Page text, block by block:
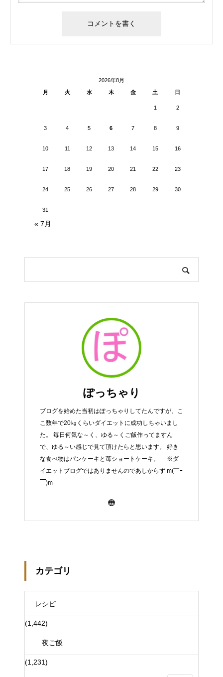
2026年8月
月
火 水 木 金 土 日
1 2
3 4 5 6 7 8 9
10 11 12 13 14 15 16
17 18 19 20 21 22 23
24 25 26 27 28 29 30
31
« 7月
ぽっちゃり
ブログを始めた当初はぽっちゃりしてたんですが、こ
こ数年で20㎏くらいダイエットに成功しちゃいまし
た。 毎日何気な～く、ゆる～くご飯作ってますん
で、ゆる～い感じで見て頂けたらと思います。 好き
な食べ物はパンケーキと苺ショートケーキ。 ※ダ
イエットブログではありませんのであしからず m(￣ｰ
￣)m
カテゴリ
レシピ
(1,442)
夜ご飯
(1,231)